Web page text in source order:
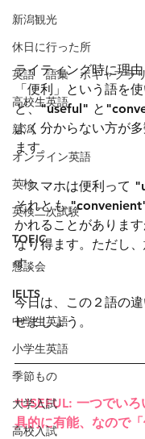
新潟観光
休日に行った所
英語 語彙 ボキャブラ
高校生英語
新潟
オンライン英語
英検
英検二次試験
TOEIC
懇談会
IELTS
中学生英語
小学生英語
季節もの
大学入試
高校入試
ライティング時に理由
「便利」という語を
ど、"useful" と
よく分からない方が
ます。
「スマホは便利って
それとも
かれることがありま
なり得ます。ただし
す。
今日は、この２語の
せましょう。
*USEFUL: 一つでい
具的に有能、なので「